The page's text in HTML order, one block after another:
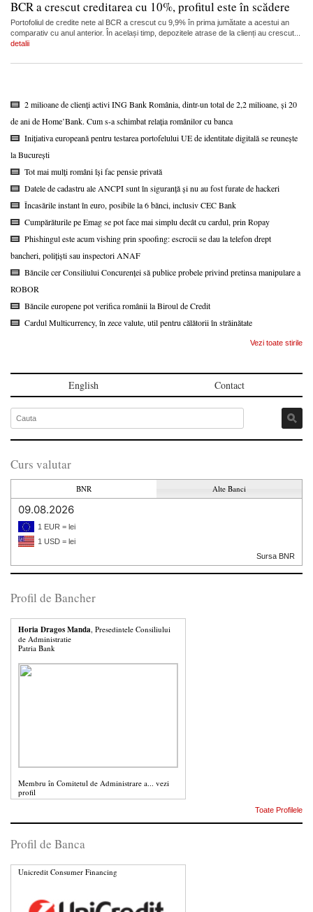
BCR a crescut creditarea cu 10%, profitul este în scădere
Portofoliul de credite nete al BCR a crescut cu 9,9% în prima jumătate a acestui an
comparativ cu anul anterior. În același timp, depozitele atrase de la clienți au crescut...
detalii
2 milioane de clienți activi ING Bank România, dintr-un total de 2,2 milioane, și 20
de ani de Home’Bank. Cum s-a schimbat relația românilor cu banca
Inițiativa europeană pentru testarea portofelului UE de identitate digitală se reunește
la București
Tot mai mulți români își fac pensie privată
Datele de cadastru ale ANCPI sunt în siguranță și nu au fost furate de hackeri
Încasările instant în euro, posibile la 6 bănci, inclusiv CEC Bank
Cumpărăturile pe Emag se pot face mai simplu decât cu cardul, prin Ropay
Phishingul este acum vishing prin spoofing: escrocii se dau la telefon drept
bancheri, polițiști sau inspectori ANAF
Băncile cer Consiliului Concurenței să publice probele privind pretinsa manipulare a
ROBOR
Băncile europene pot verifica românii la Biroul de Credit
Cardul Multicurrency, în zece valute, util pentru călătorii în străinătate
Vezi toate stirile
English Contact
Curs valutar
BNR Alte Banci
09.08.2026
1 EUR = lei
1 USD = lei
Sursa BNR
Profil de Bancher
Horia Dragos Manda, Presedintele Consiliului
de Administratie
Patria Bank
Membru în Comitetul de Administrare a... vezi
profil
Toate Profilele
Profil de Banca
Unicredit Consumer Financing